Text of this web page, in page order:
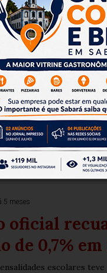
5 meses
imposto e
do
elevando os preços
5 meses
oficial
de 0,7%
escolares